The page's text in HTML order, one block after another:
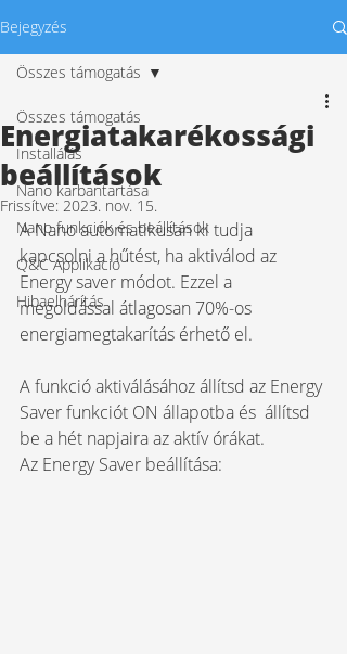
Bejegyzés
Összes támogatás
Installálás
Nano karbantartása
Nano funkciók és beállítások
Q&C Applikáció
Hibaelhárítás
Összes támogatás
Energiatakarékossági
beállítások
Frissítve: 2023. nov. 15.
A Nano automatikusan ki tudja
kapcsolni a hűtést, ha aktiválod az
Energy saver módot. Ezzel a
megoldással átlagosan 70%-os
energiamegtakarítás érhető el.
A funkció aktiválásához állítsd az Energy
Saver funkciót ON állapotba és  állítsd
be a hét napjaira az aktív órákat.
Az Energy Saver beállítása: